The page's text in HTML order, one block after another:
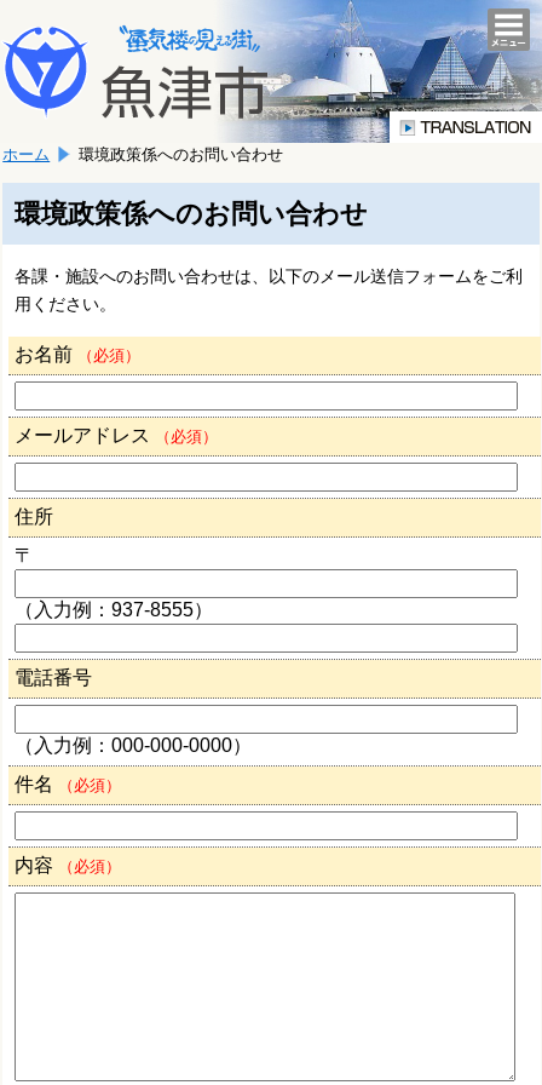
文
へ
移
ま
す。
こ
か
文
で
す。
ホーム 環境政策係へのお問い合わせ
環境政策係へのお問い合わせ
各課・施設へのお問い合わせは、以下のメール送信フォームをご利
用ください。
お名前 （必須）
メールアドレス （必須）
住所
〒
（入力例：937-8555）
電話番号
（入力例：000-000-0000）
件名
（必須）
内容 （必須）